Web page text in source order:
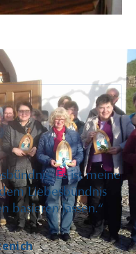
Es ist meine
Liebesbündnis
basieren lassen.“